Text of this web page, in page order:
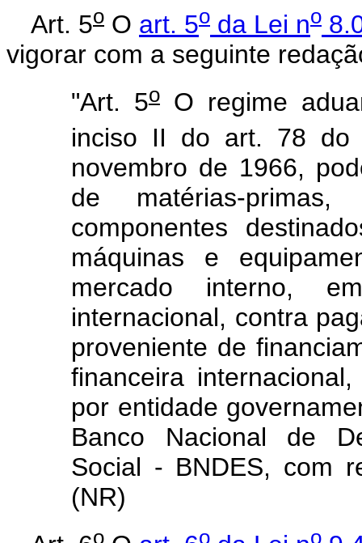
Art. 5o O art. 5o da Lei no
vigorar com a seguinte
"Art. 5oO regime
inciso II do art. 78 do
novembro de 1966,
de matérias-
componentes
máquinas e
mercado interno,
internacional, contra
proveniente de
financeira
por entidade
Banco Nacional de
Social - BNDES, com
(NR)
o o o